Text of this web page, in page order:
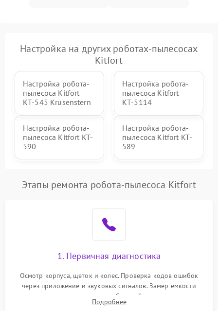
Настройка на других роботах-пылесосах
Kitfort
Настройка робота-
пылесоса Kitfort
КТ-545 Krusenstern
Настройка робота-
пылесоса Kitfort
КТ-5114
Настройка робота-
пылесоса Kitfort KT-
590
Настройка робота-
пылесоса Kitfort KT-
589
Этапы ремонта робота-пылесоса Kitfort
1. Первичная диагностика
Осмотр корпуса, щеток и колес. Проверка кодов ошибок
через приложение и звуковых сигналов. Замер емкости
аккумулятора и тестирование базовой станции зарядки.
Оценка работы лидара, бампера и датчиков падения для
Подробнее